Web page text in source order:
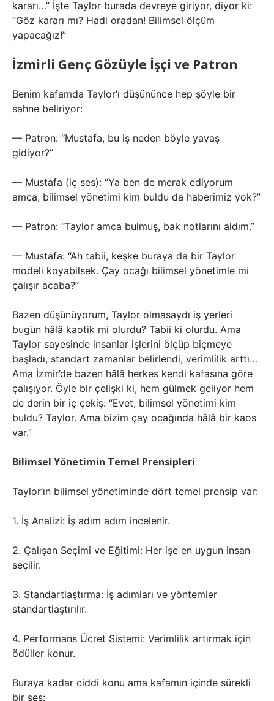
kararı…” İşte Taylor burada devreye giriyor, diyor ki:
“Göz kararı mı? Hadi oradan! Bilimsel ölçüm
yapacağız!”
İzmirli Genç Gözüyle İşçi ve Patron
Benim kafamda Taylor’ı düşününce hep şöyle bir
sahne beliriyor:
— Patron: “Mustafa, bu iş neden böyle yavaş
gidiyor?”
— Mustafa (iç ses): “Ya ben de merak ediyorum
amca, bilimsel yönetimi kim buldu da haberimiz yok?”
— Patron: “Taylor amca bulmuş, bak notlarını aldım.”
— Mustafa: “Ah tabii, keşke buraya da bir Taylor
modeli koyabilsek. Çay ocağı bilimsel yönetimle mi
çalışır acaba?”
Bazen düşünüyorum, Taylor olmasaydı iş yerleri
bugün hâlâ kaotik mi olurdu? Tabii ki olurdu. Ama
Taylor sayesinde insanlar işlerini ölçüp biçmeye
başladı, standart zamanlar belirlendi, verimlilik arttı…
Ama İzmir’de bazen hâlâ herkes kendi kafasına göre
çalışıyor. Öyle bir çelişki ki, hem gülmek geliyor hem
de derin bir iç çekiş: “Evet, bilimsel yönetimi kim
buldu? Taylor. Ama bizim çay ocağında hâlâ bir kaos
var.”
Bilimsel Yönetimin Temel Prensipleri
Taylor’ın bilimsel yönetiminde dört temel prensip var:
1. İş Analizi: İş adım adım incelenir.
2. Çalışan Seçimi ve Eğitimi: Her işe en uygun insan
seçilir.
3. Standartlaştırma: İş adımları ve yöntemler
standartlaştırılır.
4. Performans Ücret Sistemi: Verimlilik artırmak için
ödüller konur.
Buraya kadar ciddi konu ama kafamın içinde sürekli
bir ses: